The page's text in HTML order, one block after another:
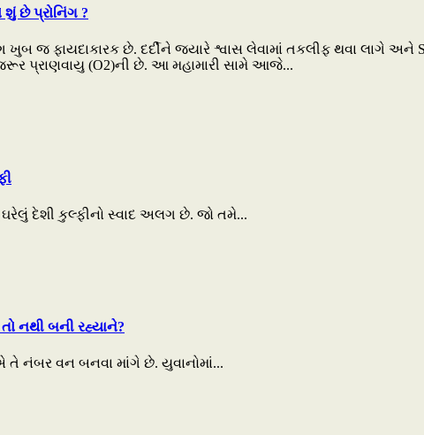
છે પ્રોનિંગ ?
ખુબ જ ફાયદાકારક છે. દર્દીને જ્યારે શ્વાસ લેવામાં તકલીફ થવા લાગે
જરૂર પ્રાણવાયુ (O2)ની છે. આ મહામારી સામે આજે...
દેશી કુલ્ફીનો સ્વાદ અલગ છે. જો તમે...
નથી બની રહ્યાને?
વન બનવા માંગે છે. યુવાનોમાં...